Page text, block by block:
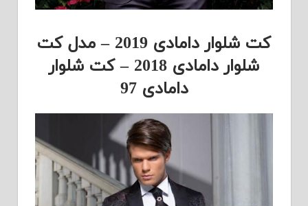
کت شلوار دامادی 2019 – مدل کت
شلوار دامادی 2018 – کت شلوار
دامادی 97